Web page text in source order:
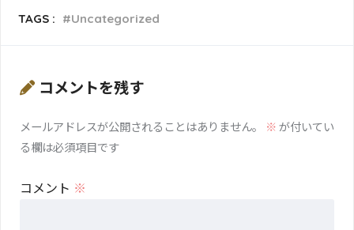
TAGS :
Uncategorized
コメントを残す
メールアドレスが公開されることはありません。 ※が付いてい
る欄は必須項目です
コメント ※